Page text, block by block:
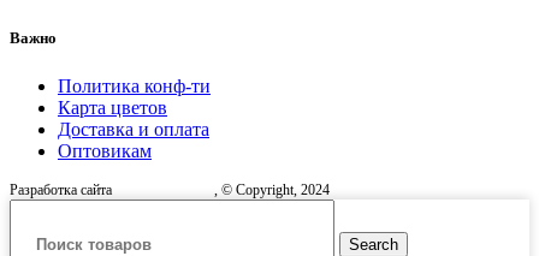
Важно
Политика конф-ти
Карта цветов
Доставка и оплата
Оптовикам
Разработка сайта , © Copyright, 2024
Search